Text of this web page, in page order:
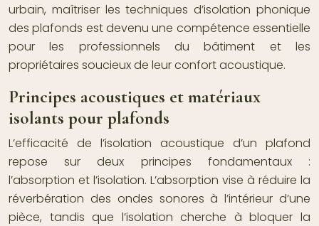
urbain, maîtriser les techniques d’isolation phonique
des plafonds est devenu une compétence essentielle
pour les professionnels du bâtiment et les
propriétaires soucieux de leur confort acoustique.
Principes acoustiques et matériaux
isolants pour plafonds
L’efficacité de l’isolation acoustique d’un plafond
repose sur deux principes fondamentaux :
l’absorption et l’isolation. L’absorption vise à réduire la
réverbération des ondes sonores à l’intérieur d’une
pièce, tandis que l’isolation cherche à bloquer la